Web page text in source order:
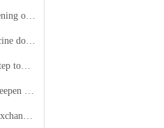
英语文摘:Xi, Putin to witness opening of nuclear energy cooperation project via video link
英语文摘:China hits 400 mln vaccine doses following recent COVID-19 outbreaks
欧美文化:Feature: UK takes big step toward normal life with caution urged
英语文摘:China, Italy pledge to deepen bilateral ties, advance China-EU cooperation
欧美文化:Xinhua Commentary: Exchange of violence only pushes Israel, Palestine farther from peace